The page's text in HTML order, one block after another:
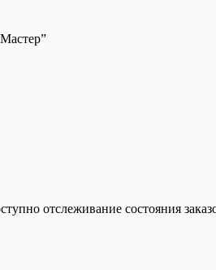
отслеживание состояния